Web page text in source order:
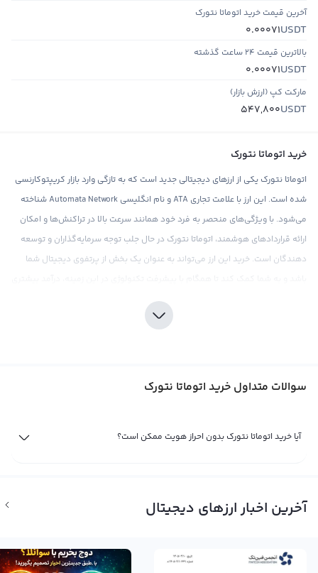
آخرین قیمت خرید اتوماتا نتورک
USDT
0.00071
بالاترین قیمت ۲۴ ساعت گذشته
USDT
0.00071
مارکت کپ (ارزش بازار)
USDT
547,800
خرید اتوماتا نتورک
اتوماتا نتورک یکی از ارزهای دیجیتالی جدید است که به تازگی وارد بازار کریپتوکارنسی
شده است. این ارز با علامت تجاری ATA و نام انگلیسی Automata Network شناخته
می‌شود. با ویژگی‌های منحصر به فرد خود همانند سرعت بالا در تراکنش‌ها و امکان
ارائه قراردادهای هوشمند، اتوماتا نتورک در حال جلب توجه سرمایه‌گذاران و توسعه
دهندگان است. خرید این ارز می‌تواند به عنوان یک بخش از پرتفوی دیجیتال شما
برای خرید اتوماتا نتورک، می‌توانید به صرافی رابکس مراجعه کنید. این صرافی با ارائه
قدرت تحمل ریسک‌ها در این بازار انجام دهید. با توجه به نوسانات قیمتی موجود در
محبوب‌ترین ارزهای دیجیتال در بین سرمایه‌گذاران است. این ارز دیجیتال که قابل
سوالات متداول خرید اتوماتا نتورک
آیا خرید اتوماتا نتورک بدون احراز هویت ممکن است؟
آخرین اخبار ارزهای دیجیتال